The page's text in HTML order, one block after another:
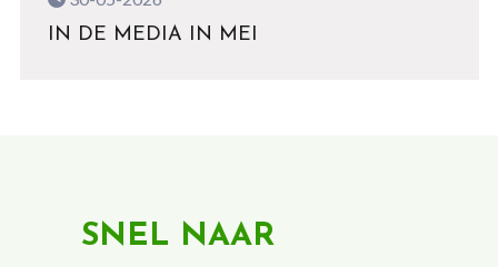
IN DE MEDIA IN MEI
SNEL NAAR